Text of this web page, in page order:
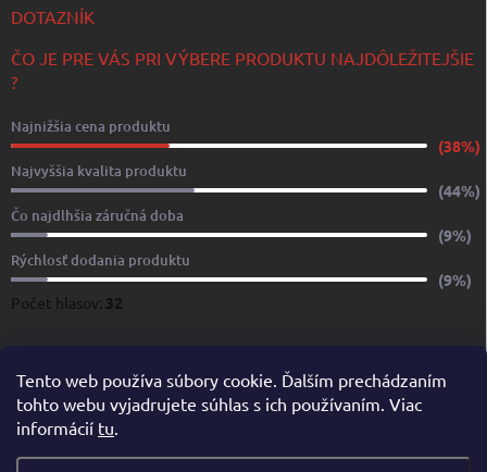
Tento web používa súbory cookie. Ďalším prechádzaním
tohto webu vyjadrujete súhlas s ich používaním. Viac
informácií tu.
DOTAZNÍK
ČO JE PRE VÁS PRI VÝBERE PRODUKTU NAJDÔLEŽITEJŠIE
?
Najnižšia cena produktu
(38%)
Najvyššia kvalita produktu
(44%)
Čo najdlhšia záručná doba
(9%)
Rýchlosť dodania produktu
(9%)
Počet hlasov: 32
www.yachtshop.sk www.limoservices.sk www.taxisluzba.com
www.airporttaxi.sk www.taxischwechat.sk